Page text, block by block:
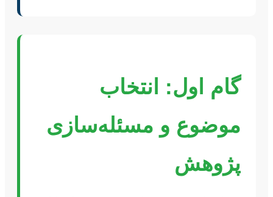
گام اول: انتخاب
موضوع و مسئله‌سازی
پژوهش